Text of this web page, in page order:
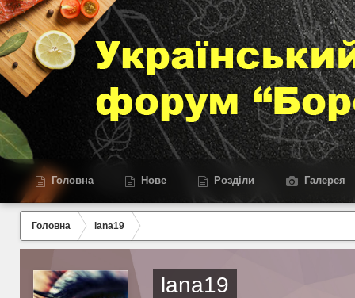
Головна Нове Розділи Галерея
Головна lana19
lana19